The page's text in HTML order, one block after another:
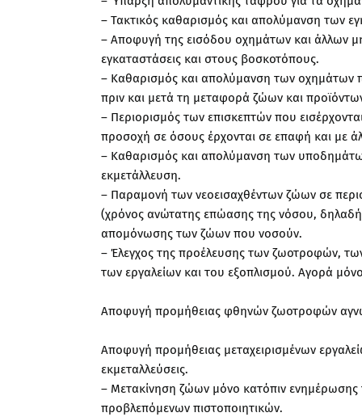
– Τακτικός καθαρισμός και απολύμανση των
– Αποφυγή της εισόδου οχημάτων και άλλων
εγκαταστάσεις και στους βοσκοτόπους.
– Καθαρισμός και απολύμανση των οχημάτων
πριν και μετά τη μεταφορά ζώων και
– Περιορισμός των επισκεπτών που
προσοχή σε όσους έρχονται σε επαφή και με
– Καθαρισμός και απολύμανση των
εκμετάλλευση.
– Παραμονή των νεοεισαχθέντων ζώων σε
(χρόνος ανώτατης επώασης της νόσου,
απομόνωσης των ζώων που νοσούν.
– Έλεγχος της προέλευσης των ζωοτροφών,
των εργαλείων και του εξοπλισμού. Αγορά μόνο
Αποφυγή προμήθειας φθηνών ζωοτροφών
Αποφυγή προμήθειας μεταχειρισμένων
εκμεταλλεύσεις.
– Μετακίνηση ζώων μόνο κατόπιν ενημέρωσης
προβλεπόμενων πιστοποιητικών.